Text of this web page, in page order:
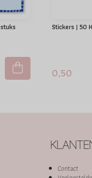
Stickers | 50
0,50
Contact